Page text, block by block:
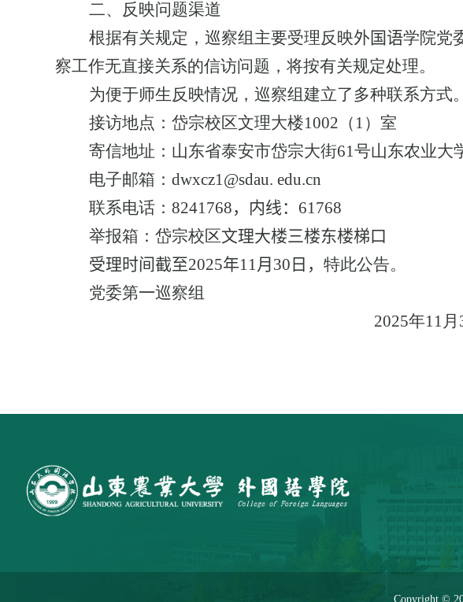
二、反映问题渠道
根据有关规定，巡察组主要受理反映外国语学院党
察工作无直接关系的信访问题，将按有关规定处理。
为便于师生反映情况，巡察组建立了多种联系方式。
接访地点：岱宗校区文理大楼1002 （ 1）室
寄信地址：山东省泰安市岱宗大街61号山东农业大
电子邮箱： dwxcz1@sdau. edu.cn
联系电话： 8241768， 内线： 61768
举报箱：岱宗校区文理大楼三楼东楼梯口
受理时间截至2025年11月 30 日， 特此公告。
党委第一巡察组
2025年11月
Copyright ©